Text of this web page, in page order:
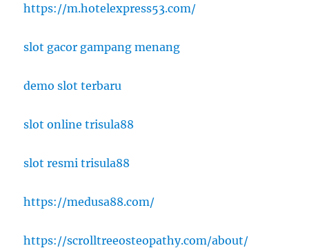
https://m.hotelexpress53.com/
slot gacor gampang menang
demo slot terbaru
slot online trisula88
slot resmi trisula88
https://medusa88.com/
https://scrolltreeosteopathy.com/about/